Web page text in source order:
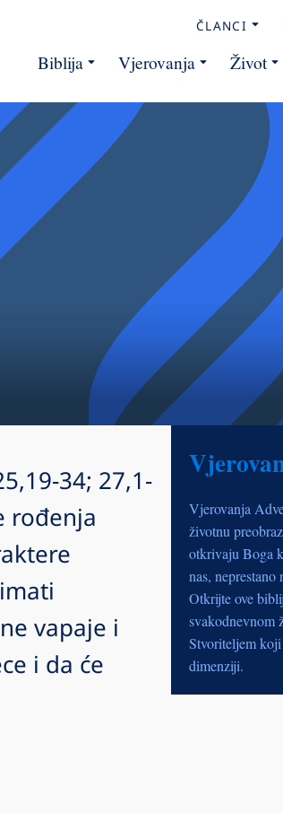
ČLANCI
Biblija Vjerovanja Život
34; 27,1-
rođenja
vapaje i
i da će
Vjerovanja
životnu
otkrivaju Boga
nas,
Otkrijte ove
svakodnevnom
Stvoriteljem
dimenziji.